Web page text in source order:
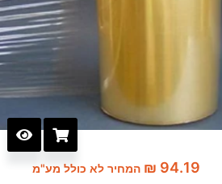
₪ 94.19 המחיר לא כולל מע"מ